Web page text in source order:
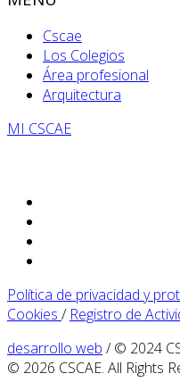
Cscae
Los Colegios
Área profesional
Arquitectura
MI CSCAE
Política de privacidad y
Cookies / Registro de
desarrollo web / © 2024
© 2026 CSCAE. All Rights